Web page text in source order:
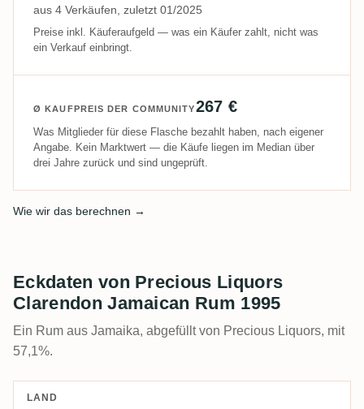
aus 4 Verkäufen, zuletzt 01/2025
Preise inkl. Käuferaufgeld — was ein Käufer zahlt, nicht was
ein Verkauf einbringt.
Ø KAUFPREIS DER COMMUNITY267 €
Was Mitglieder für diese Flasche bezahlt haben, nach eigener
Angabe. Kein Marktwert — die Käufe liegen im Median über
drei Jahre zurück und sind ungeprüft.
Wie wir das berechnen →
Eckdaten von Precious Liquors
Clarendon Jamaican Rum 1995
Ein Rum aus Jamaika, abgefüllt von Precious Liquors, mit
57,1%.
LAND